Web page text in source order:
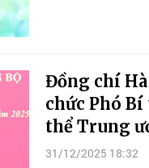
Đồng chí
chức Phó
thể Trung
31/12/2025 18:32